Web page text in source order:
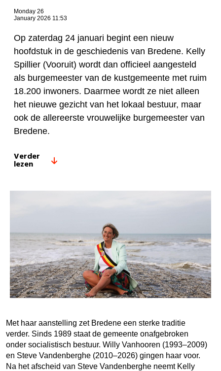
Monday 26
January 2026 11:53
Op zaterdag 24 januari begint een nieuw
hoofdstuk in de geschiedenis van Bredene. Kelly
Spillier (Vooruit) wordt dan officieel aangesteld
als burgemeester van de kustgemeente met ruim
18.200 inwoners. Daarmee wordt ze niet alleen
het nieuwe gezicht van het lokaal bestuur, maar
ook de allereerste vrouwelijke burgemeester van
Bredene.
Verder
lezen
Met haar aanstelling zet Bredene een sterke traditie
verder. Sinds 1989 staat de gemeente onafgebroken
onder socialistisch bestuur. Willy Vanhooren (1993–2009)
en Steve Vandenberghe (2010–2026) gingen haar voor.
Na het afscheid van Steve Vandenberghe neemt Kelly